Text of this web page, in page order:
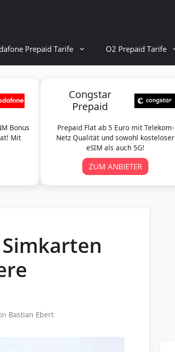
Prepaid Tarife O2 Prepaid Tarife
Bonus
Mit
Congstar
Prepaid
Prepaid Flat ab 5 Euro mit Telekom-
Netz Qualität und sowohl kosteloser
eSIM als auch 5G!
ZUM ANBIETER
Bastian Ebert